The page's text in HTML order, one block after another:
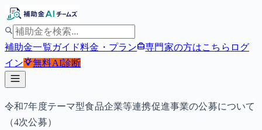
補助金一覧ガイド料金・プラン 専門家の方はこちら ログ
イン
無料AI診断
令和7年度テーマ型食品企業等連携促進事業の公募について
（4次公募）